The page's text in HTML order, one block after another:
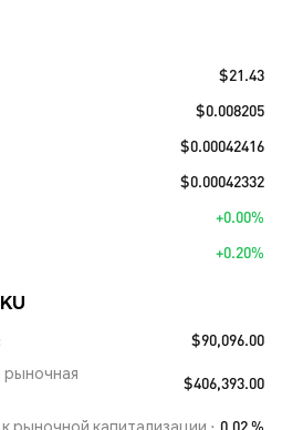
$21.43
$0.008205
$0.00042416
$0.00042332
+0.00%
+0.20%
$90,096.00
$406,393.00
рыночной капитализации
0.02 %